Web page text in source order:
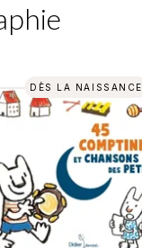
DÈS LA NAISSANCE